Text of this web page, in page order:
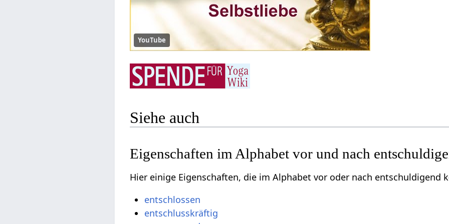
YouTube
Siehe auch
Eigenschaften im Alphabet vor und nach
Hier einige Eigenschaften, die im Alphabet vor oder nach entschuldigend
entschlossen
entschlusskräftig